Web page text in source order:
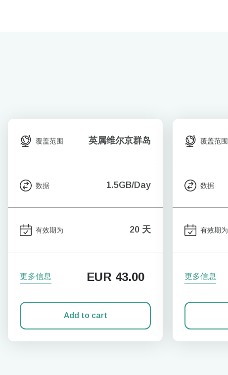
覆盖范围 英属维尔京群岛
数据 1.5GB/Day
有效期为 20 天
更多信息 EUR 43.00
Add to cart
覆盖范围
数据
有效期为
更多信息